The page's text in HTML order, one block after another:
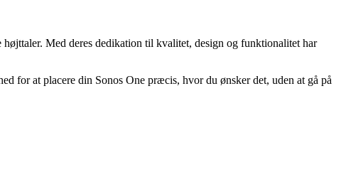
Med deres dedikation til kvalitet, design og funktionalitet har
for at placere din Sonos One præcis, hvor du ønsker det, uden at gå på